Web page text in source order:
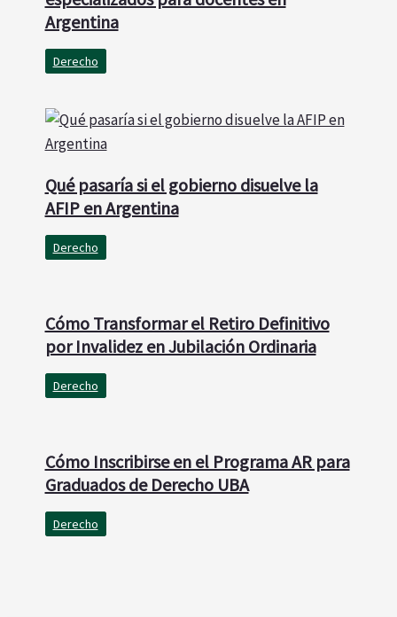
Argentina
Derecho
Qué pasaría si el gobierno disuelve la
AFIP en Argentina
Derecho
Cómo Transformar el Retiro Definitivo
por Invalidez en Jubilación Ordinaria
Derecho
Cómo Inscribirse en el Programa AR para
Graduados de Derecho UBA
Derecho